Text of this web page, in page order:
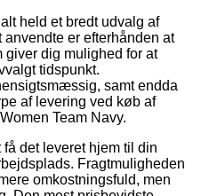
held et bredt udvalg af
anvendte er efterhånden at
giver dig mulighed for at
tidspunkt.
samt endda
af levering ved køb af
Team Navy.
det leveret hjem til din
Fragtmuligheden
omkostningsfuld, men